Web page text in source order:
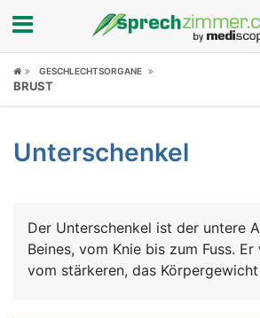
Fokus
Symptome
News
GESCHLECHTSORGANE
BRUST
Unterschenkel
Der Unterschenkel ist der untere
Beines, vom Knie bis zum Fuss.
vom stärkeren, das